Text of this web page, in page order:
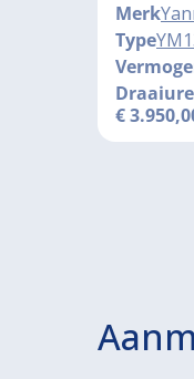
Merk
Type
€